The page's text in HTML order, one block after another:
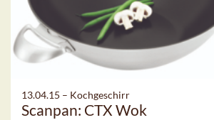
13.04.15 – Kochgeschirr
Scanpan: CTX Wok